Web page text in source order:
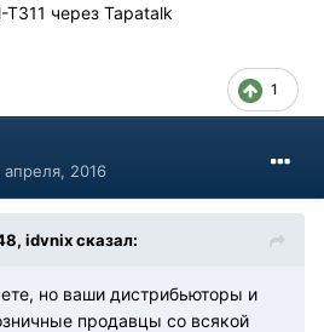
через Tapatalk
1
апреля, 2016
idvnix сказал:
но ваши дистрибьюторы и
продавцы со всякой